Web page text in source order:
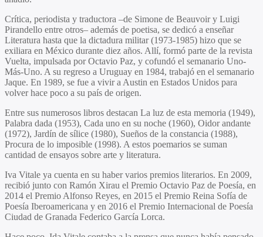
Crítica, periodista y traductora –de Simone de Beauvoir y Luigi
Pirandello entre otros– además de poetisa, se dedicó a enseñar
Literatura hasta que la dictadura militar (1973-1985) hizo que se
exiliara en México durante diez años. Allí, formó parte de la revista
Vuelta, impulsada por Octavio Paz, y cofundó el semanario Uno-
Más-Uno. A su regreso a Uruguay en 1984, trabajó en el semanario
Jaque. En 1989, se fue a vivir a Austin en Estados Unidos para
volver hace poco a su país de origen.
Entre sus numerosos libros destacan La luz de esta memoria (1949),
Palabra dada (1953), Cada uno en su noche (1960), Oidor andante
(1972), Jardín de sílice (1980), Sueños de la constancia (1988),
Procura de lo imposible (1998). A estos poemarios se suman
cantidad de ensayos sobre arte y literatura.
Iva Vitale ya cuenta en su haber varios premios literarios. En 2009,
recibió junto con Ramón Xirau el Premio Octavio Paz de Poesía, en
2014 el Premio Alfonso Reyes, en 2015 el Premio Reina Sofía de
Poesía Iberoamericana y en 2016 el Premio Internacional de Poesía
Ciudad de Granada Federico García Lorca.